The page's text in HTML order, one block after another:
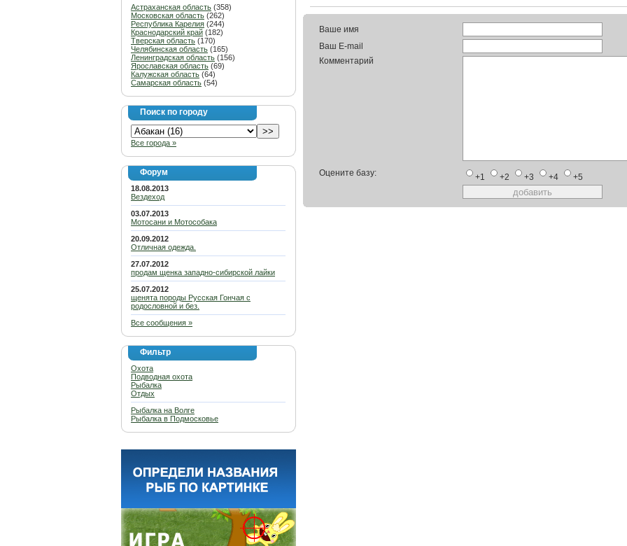
Астраханская область (358)
Московская область (262)
Республика Карелия (244)
Краснодарский край (182)
Тверская область (170)
Челябинская область (165)
Ленинградская область (156)
Ярославская область (69)
Калужская область (64)
Самарская область (54)
Поиск по городу
Все города »
Форум
18.08.2013
Вездеход
03.07.2013
Мотосани и Мотособака
20.09.2012
Отличная одежда.
27.07.2012
продам щенка западно-сибирской лайки
25.07.2012
щенята породы Русская Гончая с
родословной и без.
Все сообщения »
Фильтр
Охота
Подводная охота
Рыбалка
Отдых
Рыбалка на Волге
Рыбалка в Подмосковье
Ваше имя
Ваш E-mail
Комментарий
Оцените базу: +1 +2 +3 +4 +5